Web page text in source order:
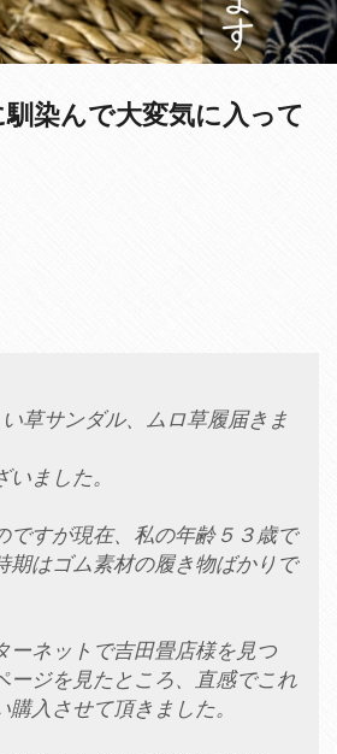
染んで大変気に入って
草サンダル、ムロ草履届きま
ました。
ですが現在、私の年齢５３歳で
期はゴム素材の履き物ばかりで
ーネットで吉田畳店様を見つ
ージを見たところ、直感でこれ
購入させて頂きました。